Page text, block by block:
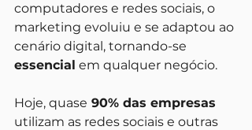
computadores e redes sociais, o
marketing evoluiu e se adaptou ao
cenário digital, tornando-se
essencial em qualquer negócio.
Hoje, quase 90% das empresas
utilizam as redes sociais e outras